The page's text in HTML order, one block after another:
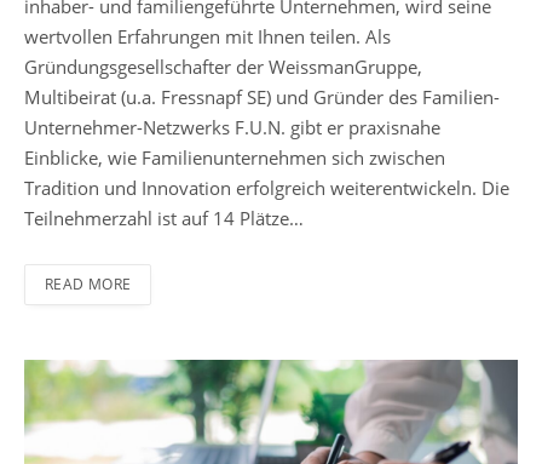
inhaber- und familiengeführte Unternehmen, wird seine
wertvollen Erfahrungen mit Ihnen teilen. Als
Gründungsgesellschafter der WeissmanGruppe,
Multibeirat (u.a. Fressnapf SE) und Gründer des Familien-
Unternehmer-Netzwerks F.U.N. gibt er praxisnahe
Einblicke, wie Familienunternehmen sich zwischen
Tradition und Innovation erfolgreich weiterentwickeln. Die
Teilnehmerzahl ist auf 14 Plätze…
READ MORE